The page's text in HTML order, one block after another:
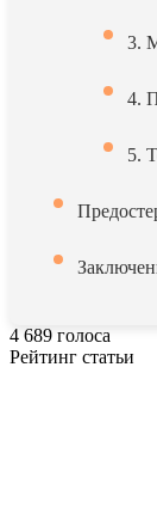
3.
4.
5.
4 689 голоса
Рейтинг статьи